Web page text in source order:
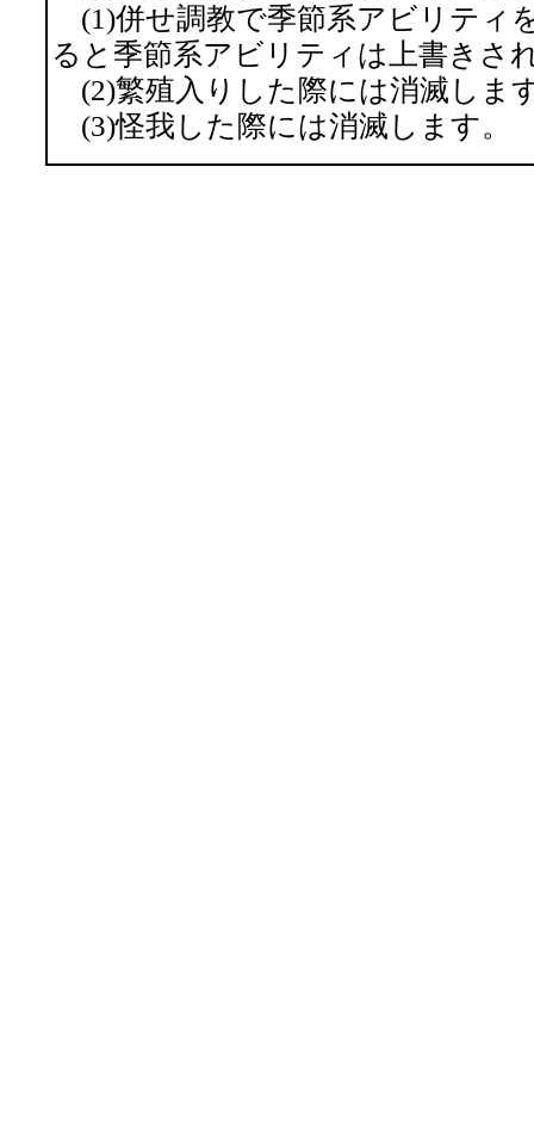
(1)併せ調教で季節系アビリティ
ると季節系アビリティは上書きさ
(2)繁殖入りした際には消滅しま
(3)怪我した際には消滅します。